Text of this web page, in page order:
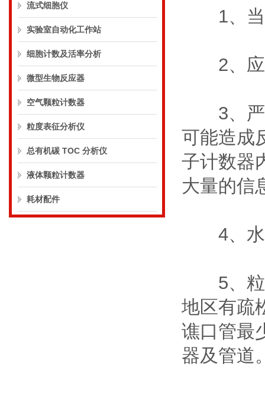
流式细胞仪
实验室自动化工作站
细胞计数及活率分析
微型生物反应器
空气颗粒计数器
粒度表征分析仪
总有机碳 TOC 分析仪
液体颗粒计数器
耗材配件
1、当
2、应
3、严
可能造成
子计数器
大量的信
4、水
5、粒
地区有疏
谯口管最
器及管道